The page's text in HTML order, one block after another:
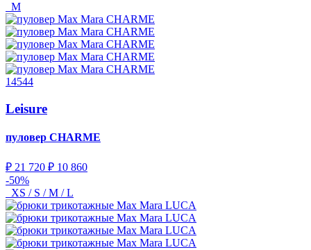
M
14544
Leisure
пуловер CHARME
₽ 21 720 ₽ 10 860
-50%
XS / S / M / L